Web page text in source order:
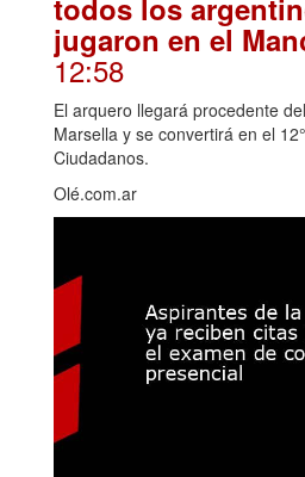
jugaron en el
12:58
El arquero llegará procedente
Marsella y se convertirá en el
Ciudadanos.
Olé.com.ar